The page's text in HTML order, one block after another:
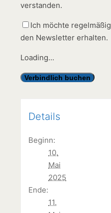
verstanden.
Ich möchte regelmäßig
den Newsletter erhalten.
Loading...
Details
Beginn:
10.
Mai
2025
Ende:
11.